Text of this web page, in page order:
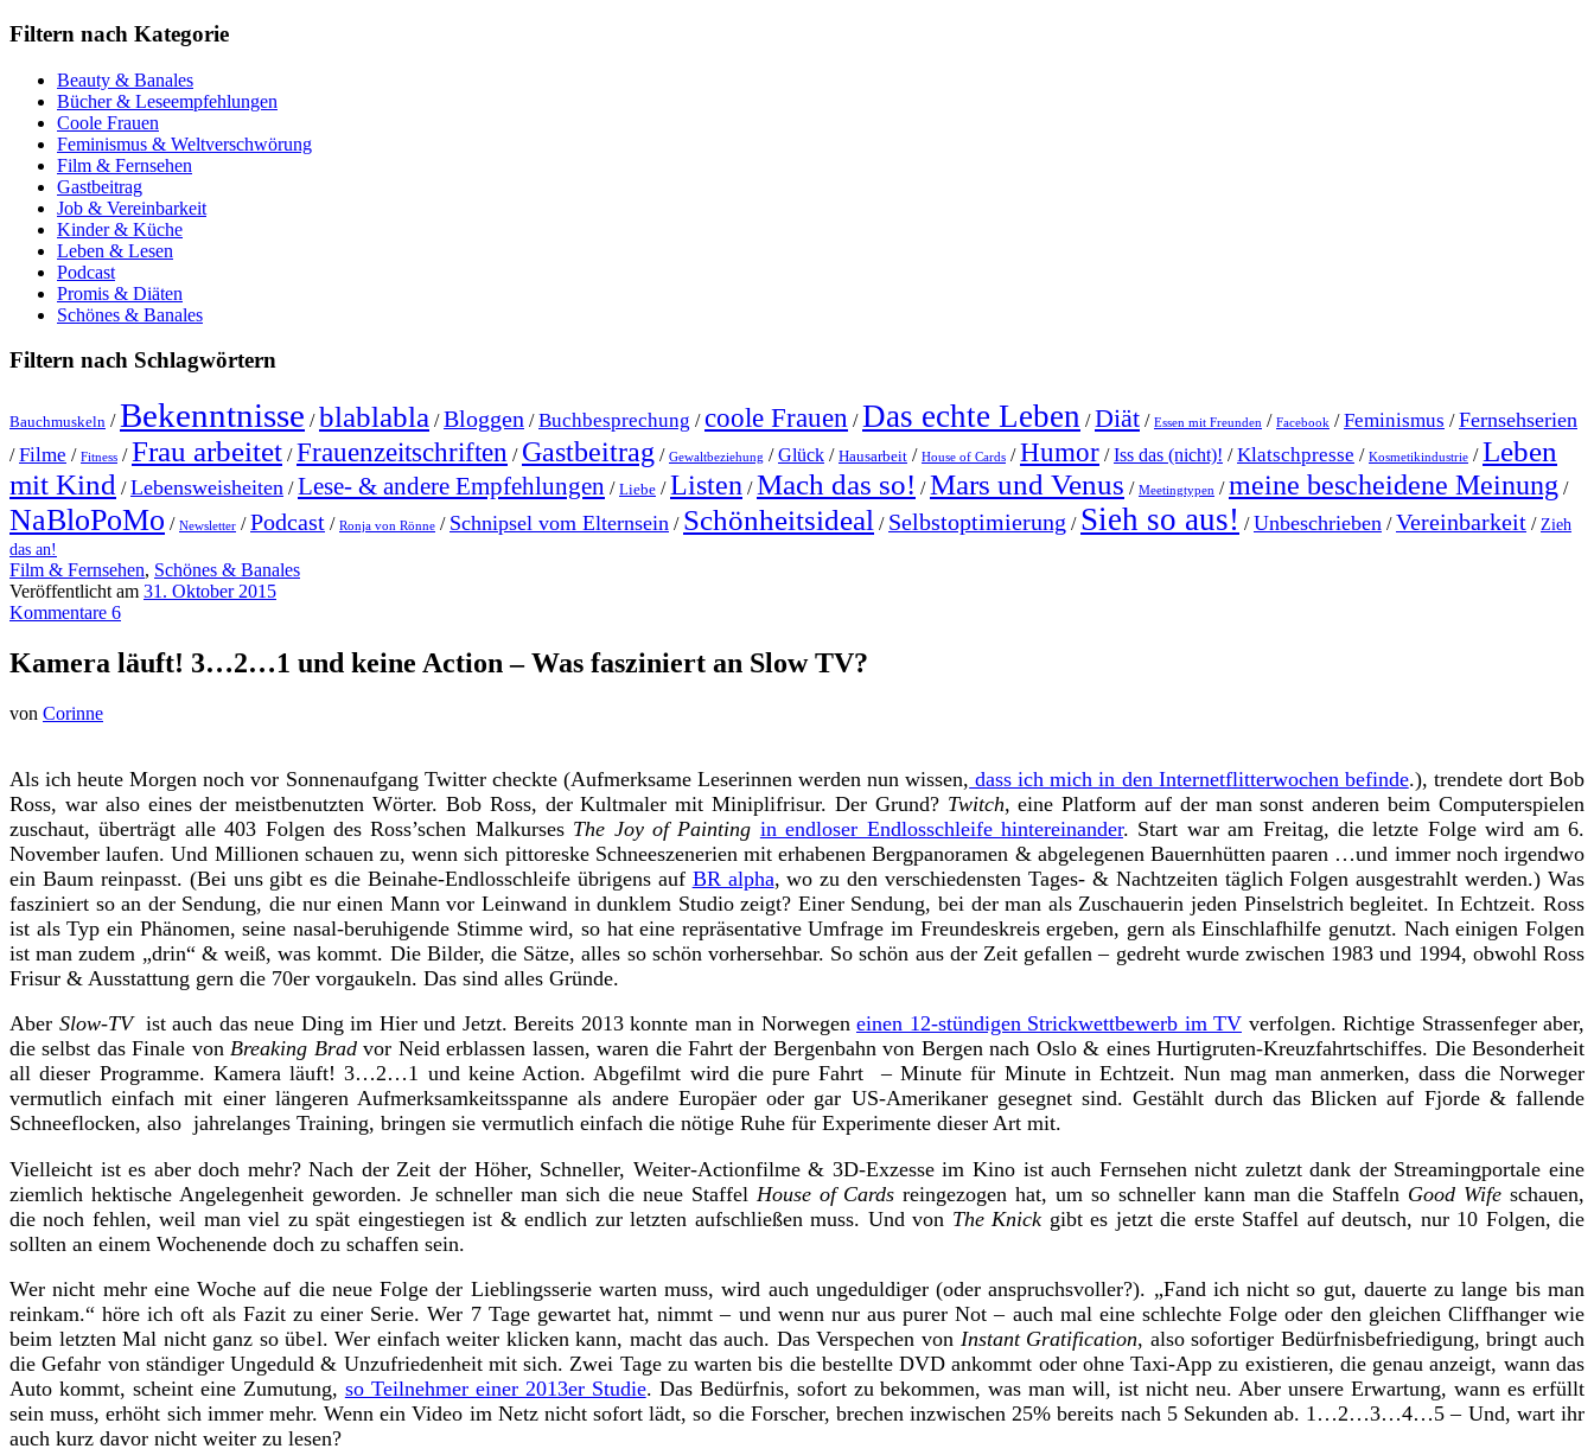
Filtern nach Kategorie
Beauty & Banales
Bücher & Leseempfehlungen
Coole Frauen
Feminismus & Weltverschwörung
Film & Fernsehen
Gastbeitrag
Job & Vereinbarkeit
Kinder & Küche
Leben & Lesen
Podcast
Promis & Diäten
Schönes & Banales
Filtern nach Schlagwörtern
Bauchmuskeln /Bekenntnisse /blablabla /Bloggen /Buchbesprechung /coole Frauen /Das echte Leben /Diät / Essen mit Freunden / Facebook /Feminismus /Fernsehserien
/Filme / Fitness /Frau arbeitet /Frauenzeitschriften / Gastbeitrag / Gewaltbeziehung /Glück / Hausarbeit / House of Cards /Humor /Iss das (nicht)! /Klatschpresse / Kosmetikindustrie /Leben
mit Kind /Lebensweisheiten /Lese- & andere Empfehlungen / Liebe /Listen /Mach das so! /Mars und Venus / Meetingtypen /meine bescheidene Meinung /
NaBloPoMo / Newsletter /Podcast / Ronja von Rönne / Schnipsel vom Elternsein / Schönheitsideal / Selbstoptimierung / Sieh so aus! /Unbeschrieben /Vereinbarkeit / Zieh
das an!
Film & Fernsehen, Schönes & Banales
Veröffentlicht am 31. Oktober 2015
Kommentare 6
Kamera läuft! 3…2…1 und keine Action – Was fasziniert an Slow TV?
von Corinne
Als ich heute Morgen noch vor Sonnenaufgang Twitter checkte (Aufmerksame Leserinnen werden nun wissen, dass ich mich in den Internetflitterwochen befinde.), trendete dort Bob
Ross, war also eines der meistbenutzten Wörter. Bob Ross, der Kultmaler mit Miniplifrisur. Der Grund? Twitch, eine Platform auf der man sonst anderen beim Computerspielen
zuschaut, überträgt alle 403 Folgen des Ross’schen Malkurses The Joy of Painting in endloser Endlosschleife hintereinander. Start war am Freitag, die letzte Folge wird am 6.
November laufen. Und Millionen schauen zu, wenn sich pittoreske Schneeszenerien mit erhabenen Bergpanoramen & abgelegenen Bauernhütten paaren …und immer noch irgendwo
ein Baum reinpasst. (Bei uns gibt es die Beinahe-Endlosschleife übrigens auf BR alpha, wo zu den verschiedensten Tages- & Nachtzeiten täglich Folgen ausgestrahlt werden.) Was
fasziniert so an der Sendung, die nur einen Mann vor Leinwand in dunklem Studio zeigt? Einer Sendung, bei der man als Zuschauerin jeden Pinselstrich begleitet. In Echtzeit. Ross
ist als Typ ein Phänomen, seine nasal-beruhigende Stimme wird, so hat eine repräsentative Umfrage im Freundeskreis ergeben, gern als Einschlafhilfe genutzt. Nach einigen Folgen
ist man zudem „drin“ & weiß, was kommt. Die Bilder, die Sätze, alles so schön vorhersehbar. So schön aus der Zeit gefallen – gedreht wurde zwischen 1983 und 1994, obwohl Ross
Frisur & Ausstattung gern die 70er vorgaukeln. Das sind alles Gründe.
Aber Slow-TV ist auch das neue Ding im Hier und Jetzt. Bereits 2013 konnte man in Norwegen einen 12-stündigen Strickwettbewerb im TV verfolgen. Richtige Strassenfeger aber,
die selbst das Finale vonBreaking Bradvor Neid erblassen lassen, waren die Fahrt der Bergenbahn von Bergen nach Oslo & eines Hurtigruten-Kreuzfahrtschiffes. Die Besonderheit
all dieser Programme. Kamera läuft! 3…2…1 und keine Action. Abgefilmt wird die pure Fahrt – Minute für Minute in Echtzeit. Nun mag man anmerken, dass die Norweger
vermutlich einfach mit einer längeren Aufmerksamkeitsspanne als andere Europäer oder gar US-Amerikaner gesegnet sind. Gestählt durch das Blicken auf Fjorde & fallende
Schneeflocken, also jahrelanges Training, bringen sie vermutlich einfach die nötige Ruhe für Experimente dieser Art mit.
Vielleicht ist es aber doch mehr? Nach der Zeit der Höher, Schneller, Weiter-Actionfilme & 3D-Exzesse im Kino ist auch Fernsehen nicht zuletzt dank der Streamingportale eine
ziemlich hektische Angelegenheit geworden. Je schneller man sich die neue Staffel House of Cardsreingezogen hat, um so schneller kann man die Staffeln Good Wifeschauen,
die noch fehlen, weil man viel zu spät eingestiegen ist & endlich zur letzten aufschließen muss. Und von The Knick gibt es jetzt die erste Staffel auf deutsch, nur 10 Folgen, die
sollten an einem Wochenende doch zu schaffen sein.
Wer nicht mehr eine Woche auf die neue Folge der Lieblingsserie warten muss, wird auch ungeduldiger (oder anspruchsvoller?). „Fand ich nicht so gut, dauerte zu lange bis man
reinkam.“ höre ich oft als Fazit zu einer Serie. Wer 7 Tage gewartet hat, nimmt – und wenn nur aus purer Not – auch mal eine schlechte Folge oder den gleichen Cliffhanger wie
beim letzten Mal nicht ganz so übel. Wer einfach weiter klicken kann, macht das auch. Das Verspechen vonInstant Gratification, also sofortiger Bedürfnisbefriedigung, bringt auch
die Gefahr von ständiger Ungeduld & Unzufriedenheit mit sich. Zwei Tage zu warten bis die bestellte DVD ankommt oder ohne Taxi-App zu existieren, die genau anzeigt, wann das
Auto kommt, scheint eine Zumutung, so Teilnehmer einer 2013er Studie. Das Bedürfnis, sofort zu bekommen, was man will, ist nicht neu. Aber unsere Erwartung, wann es erfüllt
sein muss, erhöht sich immer mehr. Wenn ein Video im Netz nicht sofort lädt, so die Forscher, brechen inzwischen 25% bereits nach 5 Sekunden ab. 1…2…3…4…5 – Und, wart ihr
auch kurz davor nicht weiter zu lesen?